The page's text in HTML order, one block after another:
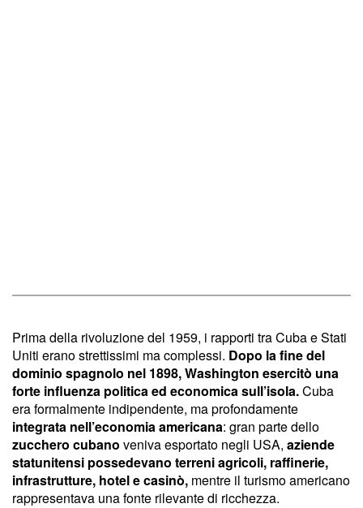
Prima della rivoluzione del 1959, i rapporti tra Cuba e Stati
Uniti erano strettissimi ma complessi. Dopo la fine del
dominio spagnolo nel 1898, Washington esercitò una
forte influenza politica ed economica sull’isola.Cuba
era formalmente indipendente, ma profondamente
integrata nell’economia americana: gran parte dello
zucchero cubano veniva esportato negli USA, aziende
statunitensi possedevano terreni agricoli, raffinerie,
infrastrutture, hotel e casinò, mentre il turismo americano
rappresentava una fonte rilevante di ricchezza.